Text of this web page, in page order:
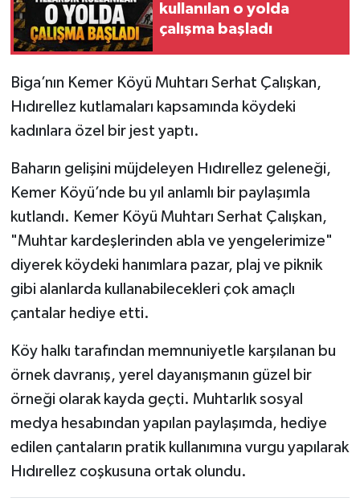
kullanılan o yolda
çalışma başladı
Biga’nın Kemer Köyü Muhtarı Serhat Çalışkan,
Hıdırellez kutlamaları kapsamında köydeki
kadınlara özel bir jest yaptı.
Baharın gelişini müjdeleyen Hıdırellez geleneği,
Kemer Köyü’nde bu yıl anlamlı bir paylaşımla
kutlandı. Kemer Köyü Muhtarı Serhat Çalışkan,
"Muhtar kardeşlerinden abla ve yengelerimize"
diyerek köydeki hanımlara pazar, plaj ve piknik
gibi alanlarda kullanabilecekleri çok amaçlı
çantalar hediye etti.
Köy halkı tarafından memnuniyetle karşılanan bu
örnek davranış, yerel dayanışmanın güzel bir
örneği olarak kayda geçti. Muhtarlık sosyal
medya hesabından yapılan paylaşımda, hediye
edilen çantaların pratik kullanımına vurgu yapılarak
Hıdırellez coşkusuna ortak olundu.
Yaşam